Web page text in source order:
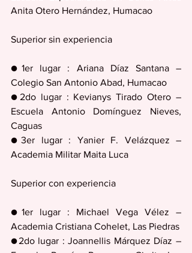
Anita Otero Hernández, Humacao
Superior sin experiencia
●1er lugar : Ariana Díaz Santana –
Colegio San Antonio Abad, Humacao
●2do lugar : Kevianys Tirado Otero –
Escuela Antonio Domínguez Nieves,
Caguas
●3er lugar : Yanier F. Velázquez –
Academia Militar Maita Luca
Superior con experiencia
●1er lugar : Michael Vega Vélez –
Academia Cristiana Cohelet, Las Piedras
●2do lugar : Joannellis Márquez Díaz –